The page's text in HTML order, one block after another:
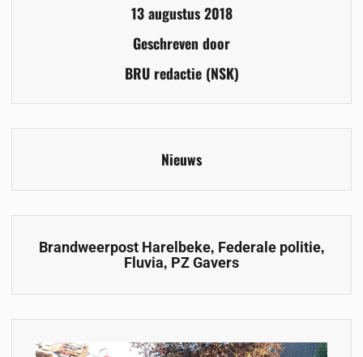
13 augustus 2018
Geschreven door
BRU redactie (NSK)
Nieuws
Brandweerpost Harelbeke, Federale politie,
Fluvia, PZ Gavers